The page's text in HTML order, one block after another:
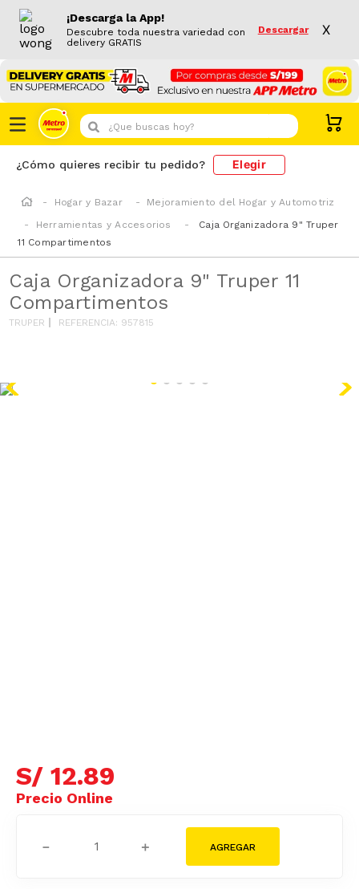
¡Descarga la App!
Descubre toda nuestra variedad con
delivery GRATIS
Descargar X
¿Que buscas hoy?
¿Cómo quieres recibir tu pedido? Elegir
Hogar y Bazar
Mejoramiento del Hogar y Automotriz
Herramientas y Accesorios
Caja Organizadora 9" Truper
11 Compartimentos
Caja Organizadora 9" Truper 11
Compartimentos
TRUPER REFERENCIA: 957815
S/ 12.89
＋
－